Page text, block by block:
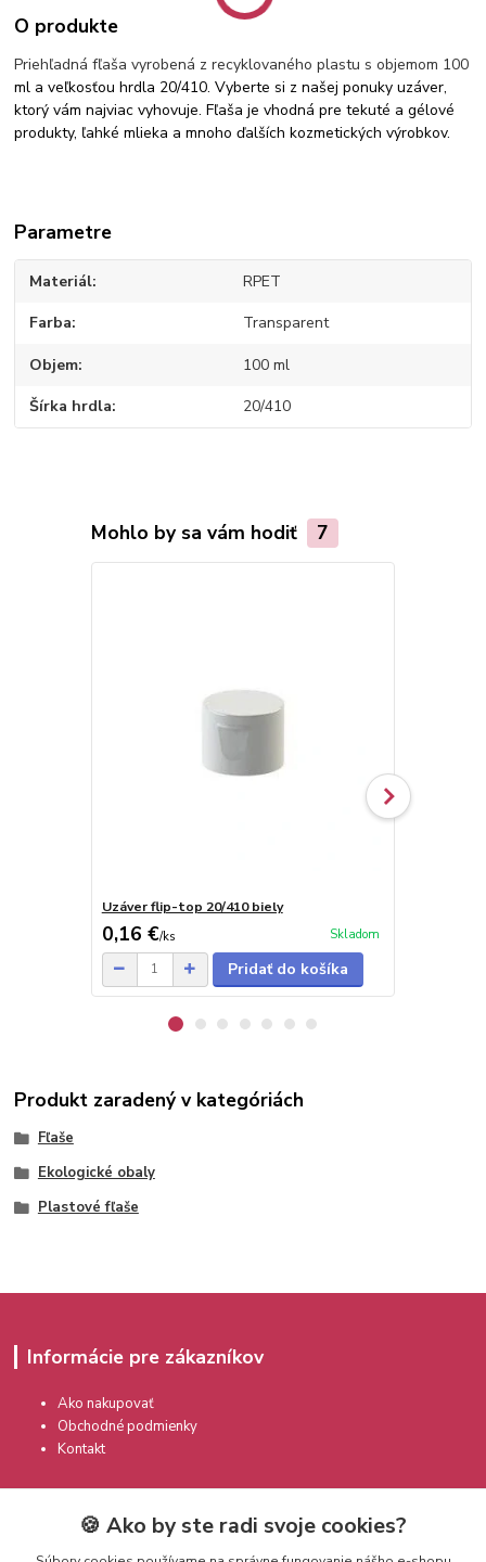
O produkte
Priehľadná fľaša vyrobená z recyklovaného plastu s objemom 100
ml a veľkosťou hrdla 20/410. Vyberte si z našej ponuky uzáver,
ktorý vám najviac vyhovuje. Fľaša je vhodná pre tekuté a gélové
produkty, ľahké mlieka a mnoho ďalších kozmetických výrobkov.
Parametre
Materiál RPET
Farba Transparent
Objem 100 ml
Šírka hrdla 20/410
Mohlo by sa vám hodiť 7
Uzáver flip-top 20/410 biely
0,16 €/ks Skladom
Pridať do košíka
Produkt zaradený v kategóriách
Fľaše
Ekologické obaly
Plastové fľaše
Informácie pre zákazníkov
Ako nakupovať
Obchodné podmienky
Kontakt
🍪 Ako by ste radi svoje cookies?